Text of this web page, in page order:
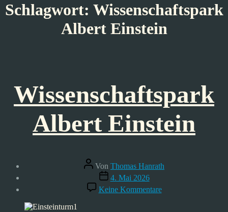
Schlagwort: Wissenschaftspark
Albert Einstein
Wissenschaftspark
Albert Einstein
Beitragsautor
Von Thomas Hanrath
Veröffentlichungsdatum
4. Mai 2026
Keine Kommentarezu
Wissenschaftspark